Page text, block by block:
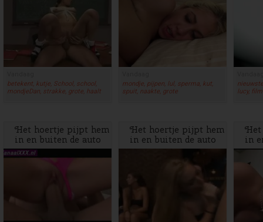
betekent, kutje, School, school,
mondjeDan, strakke, grote, haalt
mondje, pijpen, lul, sperma, kut,
spuit, naakte, grote
lucy,
Het hoertje pijpt hem
in en buiten de auto
en laat zich neuken
Het hoertje pijpt hem
in en buiten de auto
en laat zich neuken
Het
in
en